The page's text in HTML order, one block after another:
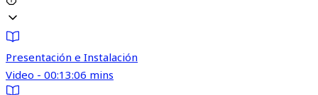
Presentación e Instalación
Video - 00:13:06 mins